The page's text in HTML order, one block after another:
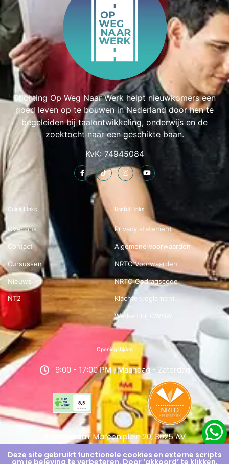
Stichting Op Weg Naar Werk helpt nieuwkomers een
goed leven op te bouwen in Nederland door hen te
begeleiden bij taalontwikkeling, onderwijs en de
zoektocht naar een geschikte baan.
KvK: 74945084
Quick LInks
Over ons
Contact
Cursussen
Nieuws
NT2
Useful Links
Privacy statement
Algemene voorwaarden
NRTO Voorwaarden
NRTO Gedragscode
Klachtenreglement
Werken bij OWNW
Openingstijden
9:00 - 17:00 PM , Maandag - Zaterdag
Rotterdam: Marconiplein 20, 3025 AV
Deze site gebruikt functionele cookies en externe scripts
om je beleving te verbeteren. Door ‘akkoord’ te klikken,